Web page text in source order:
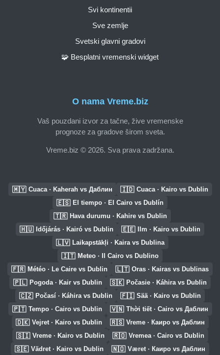
O nama Vreme.biz
Vaš pouzdani izvor za tačne, žive vremenske
prognoze za gradove širom sveta.
Vreme.biz © 2026. Sva prava zadržana.
Svi kontinentii
Sve zemlje
Svetski glavni gradovi
🧩 Besplatni vremenski widget
🇲🇾 Cuaca · Kaherah vs Даблин 🇮🇩 Cuaca · Kairo vs Dublin
🇪🇸 El tiempo · El Cairo vs Dublín
🇹🇷 Hava durumu · Kahire vs Dublin
🇭🇺 Időjárás · Kairó vs Dublin 🇪🇪 Ilm · Kairo vs Dublin
🇱🇻 Laikapstākļi · Kaira vs Dublina
🇮🇹 Meteo · Il Cairo vs Dublino
🇫🇷 Météo · Le Caire vs Dublin 🇱🇹 Oras · Kairas vs Dublinas
🇵🇱 Pogoda · Kair vs Dublin 🇸🇰 Počasie · Káhira vs Dublin
🇨🇿 Počasí · Káhira vs Dublin 🇫🇮 Sää · Kairo vs Dublin
🇵🇹 Tempo · Cairo vs Dublin 🇻🇳 Thời tiết · Cairo vs Даблин
🇩🇰 Vejret · Kairo vs Dublin 🇷🇸 Vreme · Каиро vs Даблин
🇸🇮 Vreme · Kairo vs Dublin 🇷🇴 Vremea · Cairo vs Dublin
🇸🇪 Vädret · Kairo vs Dublin 🇳🇴 Været · Каиро vs Даблин